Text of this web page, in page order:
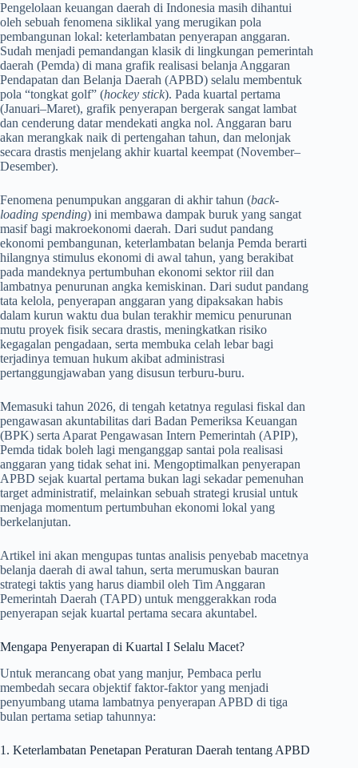
Pengelolaan keuangan daerah di Indonesia masih dihantui
oleh sebuah fenomena siklikal yang merugikan pola
pembangunan lokal: keterlambatan penyerapan anggaran.
Sudah menjadi pemandangan klasik di lingkungan pemerintah
daerah (Pemda) di mana grafik realisasi belanja Anggaran
Pendapatan dan Belanja Daerah (APBD) selalu membentuk
pola “tongkat golf” (hockey stick). Pada kuartal pertama
(Januari–Maret), grafik penyerapan bergerak sangat lambat
dan cenderung datar mendekati angka nol. Anggaran baru
akan merangkak naik di pertengahan tahun, dan melonjak
secara drastis menjelang akhir kuartal keempat (November–
Desember).
Fenomena penumpukan anggaran di akhir tahun (back-
loading spending) ini membawa dampak buruk yang sangat
masif bagi makroekonomi daerah. Dari sudut pandang
ekonomi pembangunan, keterlambatan belanja Pemda berarti
hilangnya stimulus ekonomi di awal tahun, yang berakibat
pada mandeknya pertumbuhan ekonomi sektor riil dan
lambatnya penurunan angka kemiskinan. Dari sudut pandang
tata kelola, penyerapan anggaran yang dipaksakan habis
dalam kurun waktu dua bulan terakhir memicu penurunan
mutu proyek fisik secara drastis, meningkatkan risiko
kegagalan pengadaan, serta membuka celah lebar bagi
terjadinya temuan hukum akibat administrasi
pertanggungjawaban yang disusun terburu-buru.
Memasuki tahun 2026, di tengah ketatnya regulasi fiskal dan
pengawasan akuntabilitas dari Badan Pemeriksa Keuangan
(BPK) serta Aparat Pengawasan Intern Pemerintah (APIP),
Pemda tidak boleh lagi menganggap santai pola realisasi
anggaran yang tidak sehat ini. Mengoptimalkan penyerapan
APBD sejak kuartal pertama bukan lagi sekadar pemenuhan
target administratif, melainkan sebuah strategi krusial untuk
menjaga momentum pertumbuhan ekonomi lokal yang
berkelanjutan.
Artikel ini akan mengupas tuntas analisis penyebab macetnya
belanja daerah di awal tahun, serta merumuskan bauran
strategi taktis yang harus diambil oleh Tim Anggaran
Pemerintah Daerah (TAPD) untuk menggerakkan roda
penyerapan sejak kuartal pertama secara akuntabel.
Mengapa Penyerapan di Kuartal I Selalu Macet?
Untuk merancang obat yang manjur, Pembaca perlu
membedah secara objektif faktor-faktor yang menjadi
penyumbang utama lambatnya penyerapan APBD di tiga
bulan pertama setiap tahunnya:
1. Keterlambatan Penetapan Peraturan Daerah tentang APBD